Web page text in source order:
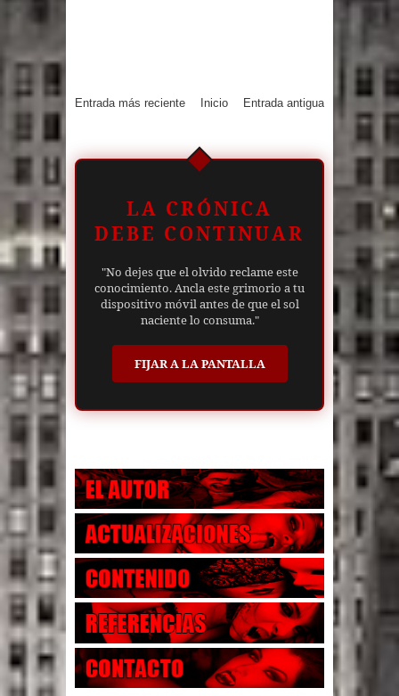
Entrada más reciente Entrada antigua
Inicio
LA CRÓNICA
DEBE CONTINUAR
"No dejes que el olvido reclame este
conocimiento. Ancla este grimorio a tu
dispositivo móvil antes de que el sol
naciente lo consuma."
FIJAR A LA PANTALLA